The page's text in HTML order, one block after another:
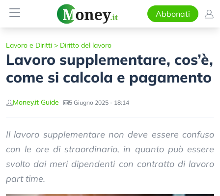
Abbonati
Lavoro e Diritti > Diritto del lavoro
Lavoro supplementare, cos’è,
come si calcola e pagamento
Money.it Guide 5 Giugno 2025 - 18:14
Il lavoro supplementare non deve essere confuso
con le ore di straordinario, in quanto può essere
svolto dai meri dipendenti con contratto di lavoro
part time.